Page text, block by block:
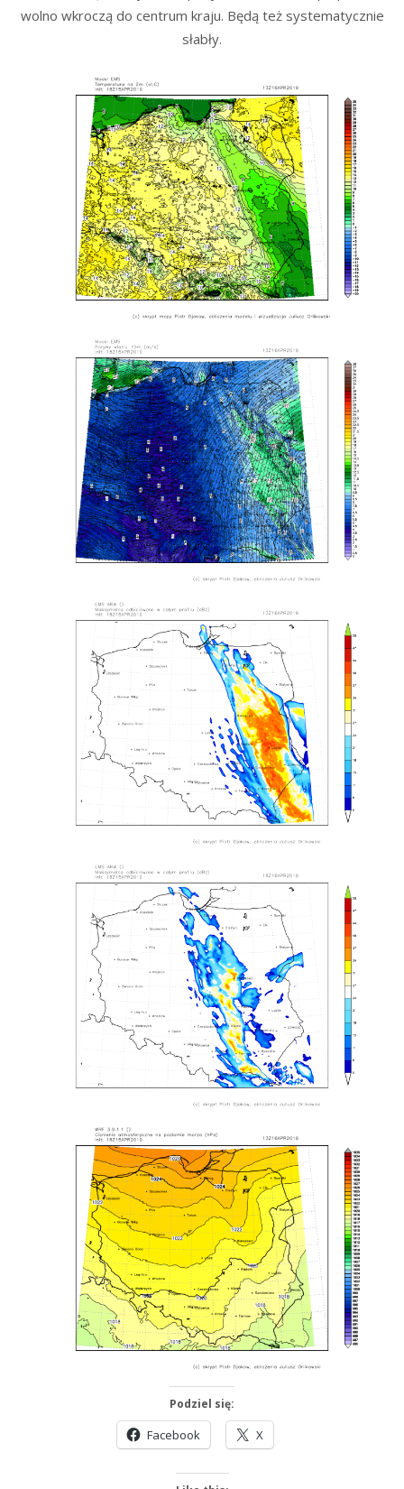
wolno wkroczą do centrum kraju. Będą też systematycznie
słabły.
Podziel się:
Facebook X